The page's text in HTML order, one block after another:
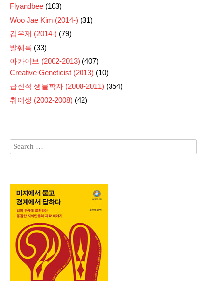
Flyandbee (103)
Woo Jae Kim (2014-) (31)
김우재 (2014-) (79)
발췌록 (33)
아카이브 (2002-2013) (407)
Creative Geneticist (2013) (10)
급진적 생물학자 (2008-2011) (354)
취어생 (2002-2008) (42)